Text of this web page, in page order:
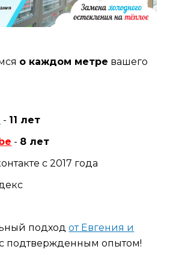
о каждом метре вашего
- 11 лет
- 8 лет
с 2017 года
подходот Евгения и
подтвержденным опытом!